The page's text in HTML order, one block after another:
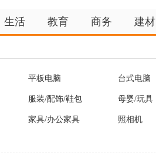
生活 教育 商务 建材
平板电脑 台式电脑
服装/配饰/鞋包 母婴/玩具
家具/办公家具 照相机